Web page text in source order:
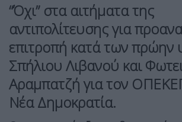
“Όχι” στα αιτήματα της
αντιπολίτευσης για
επιτροπή κατά των
Σπήλιου Λιβανού και
Αραμπατζή για τον
Νέα Δημοκρατία.